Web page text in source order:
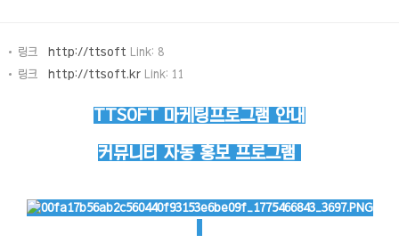
링크 http://ttsoft Link: 8
링크 http://ttsoft.kr Link: 11
TTSOFT 마케팅프로그램 안내
커뮤니티 자동 홍보 프로그램